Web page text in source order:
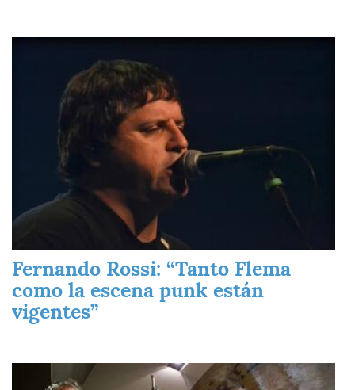
Fernando Rossi: “Tanto Flema
como la escena punk están
vigentes”